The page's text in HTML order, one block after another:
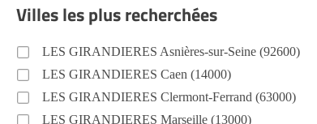
Villes les plus recherchées
LES GIRANDIERES Asnières-sur-Seine (92600)
LES GIRANDIERES Caen (14000)
LES GIRANDIERES Clermont-Ferrand (63000)
LES GIRANDIERES Marseille (13000)